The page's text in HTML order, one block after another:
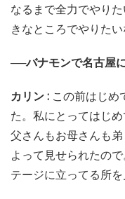
なるまで全力でやり
きなところでやりたい
──バナモンで名古屋
カリン : この前はじめ
た。私にとってはじ
父さんもお母さんも
よって見せられたの
テージに立ってる所を